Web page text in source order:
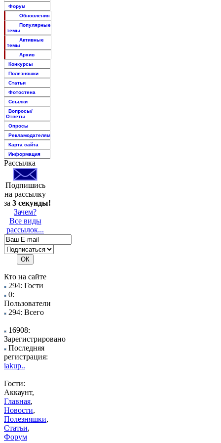
Форум
Обновления
Популярные
темы
Активные
темы
Архив
Конкурсы
Полезняшки
Статьи
Фотостена
Ссылки
Вопросы/
Ответы
Опросы
Рекламодателям
Карта сайта
Информация
Рассылка
Подпишись
на рассылку
за 3 секунды!
Зачем?
Все виды
рассылок...
Кто на сайте
294: Гости
0:
Пользователи
294: Всего
16908:
Зарегистрировано
Последняя
регистрация:
iakup..
Гости:
Аккаунт,
Главная,
Новости,
Полезняшки,
Статьи,
Форум